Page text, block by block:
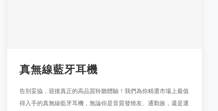
真無線藍牙耳機
告別妥協，迎接真正的高品質聆聽體驗！我們為你精選市場上最值
得入手的真無線藍牙耳機，無論你是音質發燒友、通勤族，還是運